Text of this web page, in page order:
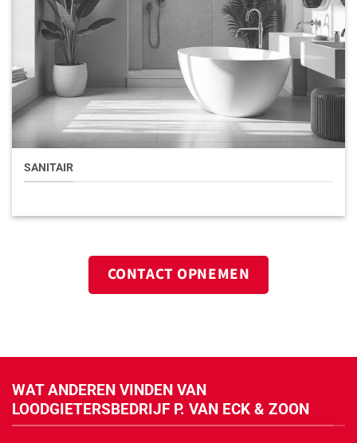
SANITAIR
CONTACT OPNEMEN
WAT ANDEREN VINDEN VAN
LOODGIETERSBEDRIJF P. VAN ECK & ZOON